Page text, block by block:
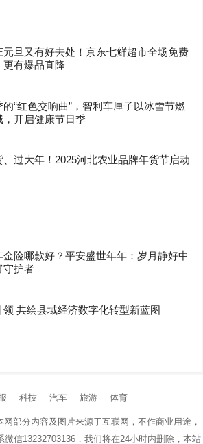
元旦又有好去处！京东七鲜超市全场免费
更有爆品直降
的“红色交响曲”，智利车厘子以冰雪节燃
，开启健康节日季
、过大年！2025河北农业品牌年货节启动
金险哪款好？平安盛世年年：岁月静好中
守护者
领 共绘县域经济数字化转型新蓝图
科技 汽车 旅游 体育
部分内容及图片来源于互联网，不作商业用途，
微信13232703136，我们将在24小时内删除，本站